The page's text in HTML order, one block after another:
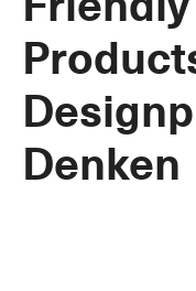
Denken